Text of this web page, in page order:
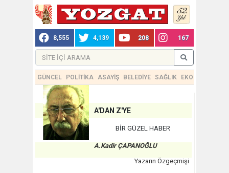
8,555 4,139 208 167
GÜNCEL POLİTİKA ASAYİŞ BELEDİYE SAĞLIK EKONOMİ
A'DAN Z'YE
BİR GÜZEL HABER
A.Kadir ÇAPANOĞLU
Yazarın Özgeçmişi